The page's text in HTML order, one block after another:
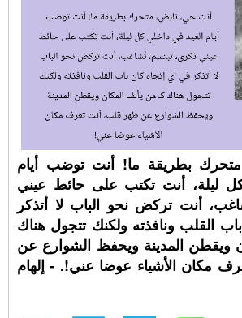
بطريقة ما! أنت توضب أيام
ليلة، أنت تكتب على حائط عيني
أنت تركض نحو الباب لا أتذكر
القلب ونافذته ولكنك تتجول هناك
ويقطن المدينة ويحفظ الشوارع عن
مكان الأشياء عوضا عني!. - إلهام